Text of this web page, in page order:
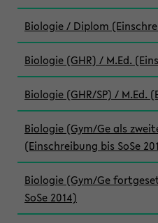
Biologie / Diplom
Biologie (GHR) / M.Ed.
Biologie (GHR/SP) / M.Ed.
Biologie (Gym/Ge als
(Einschreibung bis SoSe
Biologie (Gym/Ge
SoSe 2014)